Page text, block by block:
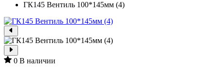
ГК145 Вентиль 100*145мм (4)
0 В наличии